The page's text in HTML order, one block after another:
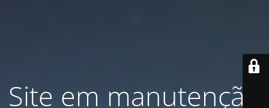
Site em manutenção